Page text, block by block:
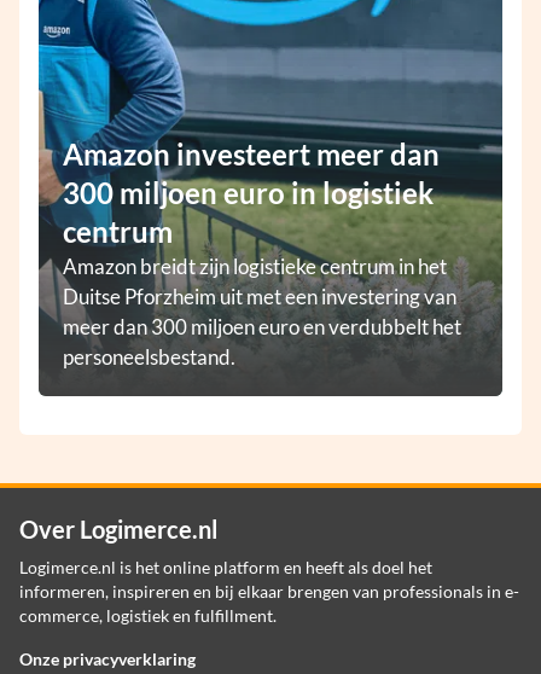
Amazon investeert meer dan
300 miljoen euro in logistiek
centrum
Amazon breidt zijn logistieke centrum in het
Duitse Pforzheim uit met een investering van
meer dan 300 miljoen euro en verdubbelt het
personeelsbestand.
Over Logimerce.nl
Logimerce.nl is het online platform en heeft als doel het
informeren, inspireren en bij elkaar brengen van professionals in e-
commerce, logistiek en fulfillment.
Onze privacyverklaring